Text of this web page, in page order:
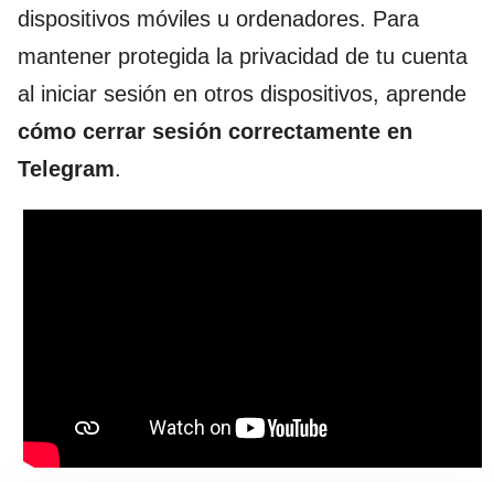
dispositivos móviles u ordenadores. Para
mantener protegida la privacidad de tu cuenta
al iniciar sesión en otros dispositivos, aprende
cómo cerrar sesión correctamente en
Telegram.